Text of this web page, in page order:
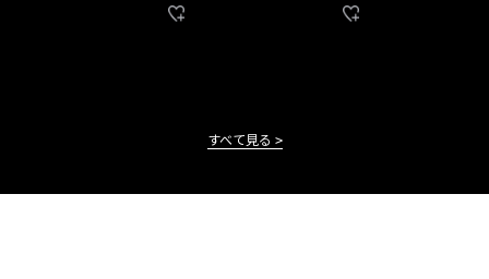
すべて見る